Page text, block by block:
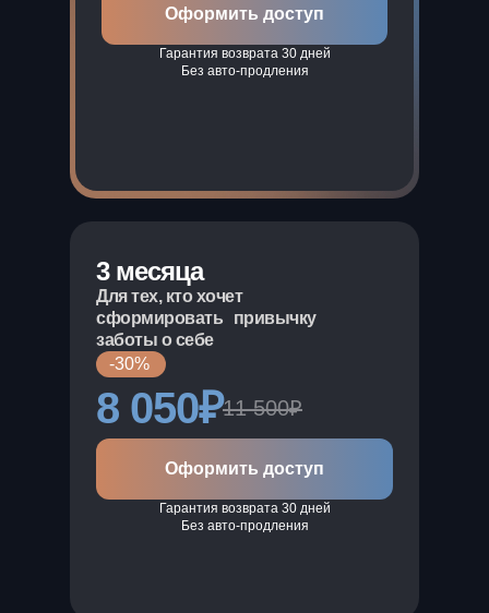
Оформить доступ
Гарантия возврата 30 дней
Без авто-продления
3 месяца
Для тех, кто хочет
сформировать привычку
заботы о себе
-30%
8 050₽11 500₽
Оформить доступ
Гарантия возврата 30 дней
Без авто-продления